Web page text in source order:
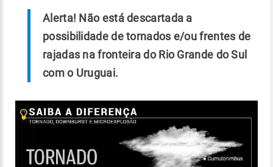
Alerta! Não está descartada a
possibilidade de tornados e/ou frentes de
rajadas na fronteira do Rio Grande do Sul
com o Uruguai.